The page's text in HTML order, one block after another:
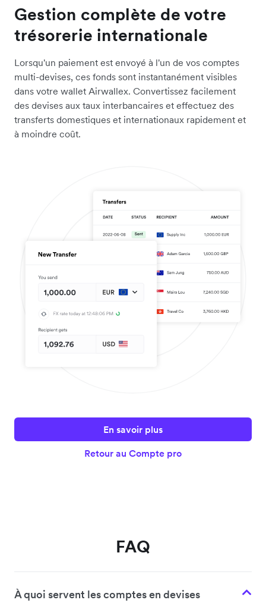
Gestion complète de votre
trésorerie internationale
Lorsqu'un paiement est envoyé à l'un de vos comptes
multi-devises, ces fonds sont instantanément visibles
dans votre wallet Airwallex. Convertissez facilement
des devises aux taux interbancaires et effectuez des
transferts domestiques et internationaux rapidement et
à moindre coût.
En savoir plus
Retour au Compte pro
FAQ
À quoi servent les comptes en devises